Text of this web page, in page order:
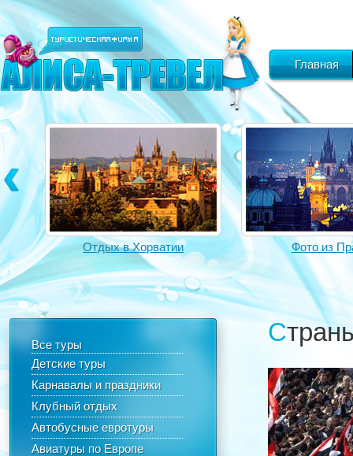
Главная
Отдых в Хорватии Фото из
Все туры
Детские туры
Карнавалы и праздники
Клубный отдых
Автобусные евротуры
Авиатуры по Европе